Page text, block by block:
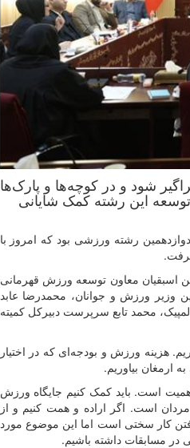
شود و در کوچه‌ها و پارک‌ها
توسعه این رشته کمک شایانی
رشته ورزشی بود که امروز با
اسبقیان معاون توسعه ورزش قهرمانی
وزیر ورزش و جوانان، محمدرضا عابد
محمد تابع سرپرست دبیرکل کمیته
هزینه ورزش و بودجه‌ای که در اختیار
ارمغان بیاوریم.
است. باید کمک کنیم جایگاه ورزش
است. اگر اراده و همت کنیم و از
کار سختی است اما این موضوع مورد
در مسابقات داشته باشیم.